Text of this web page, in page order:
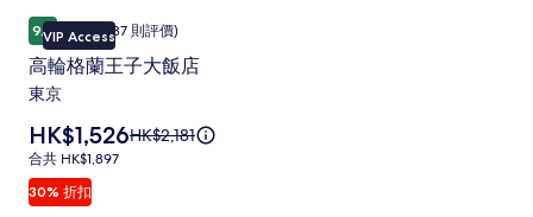
店
相
片
高
輪
格
蘭
王
子
大
VIP Access
9.29.2 分 (滿分為 10 分)，卓越，(1,587 則評價)
卓越(1,587 則評價)
高輪格蘭王子大飯店
東京
30% 折扣
價
格
為
HK$1,526
HK$1,526原
HK$2,181
合
共
HK$1,897
合共 HK$1,897
高輪格蘭王子大飯店